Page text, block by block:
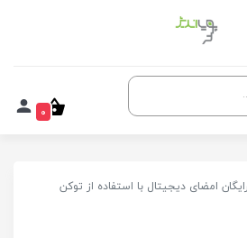
0
امضای دیجیتال با استفاده از توکن